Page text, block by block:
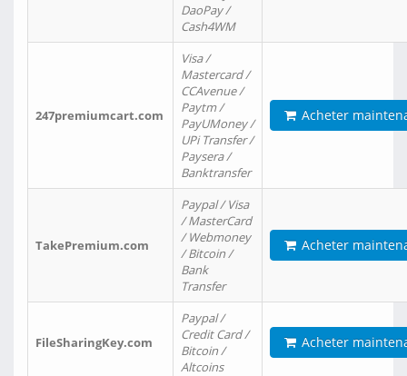
DaoPay /
Cash4WM
247premiumcart.com
Visa /
Mastercard /
CCAvenue /
Paytm /
PayUMoney /
UPi Transfer /
Paysera /
Banktransfer
Acheter
TakePremium.com
Paypal / Visa
/ MasterCard
/ Webmoney
/ Bitcoin /
Bank
Transfer
Acheter
FileSharingKey.com
Paypal /
Credit Card /
Bitcoin /
Altcoins
Acheter